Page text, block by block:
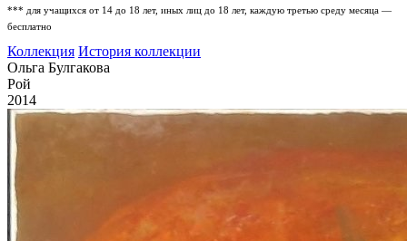
*** для учащихся от 14 до 18 лет, иных лиц до 18 лет, каждую третью среду месяца —
бесплатно
Коллекция История коллекции
Ольга Булгакова
Рой
2014